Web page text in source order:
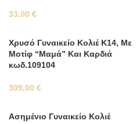
33,00 €
Χρυσό Γυναικείο Κολιέ Κ14, Με
Μοτίφ “Μαμά” Και Καρδιά
κωδ.109104
309,00 €
Ασημένιο Γυναικείο Κολιέ